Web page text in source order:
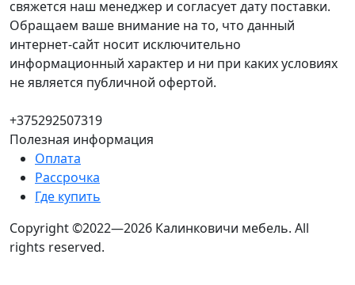
свяжется наш менеджер и согласует дату поставки.
Обращаем ваше внимание на то, что данный
интернет-сайт носит исключительно
информационный характер и ни при каких условиях
не является публичной офертой.
+375292507319
Полезная информация
Оплата
Рассрочка
Где купить
Copyright ©2022—2026 Калинковичи мебель. All
rights reserved.